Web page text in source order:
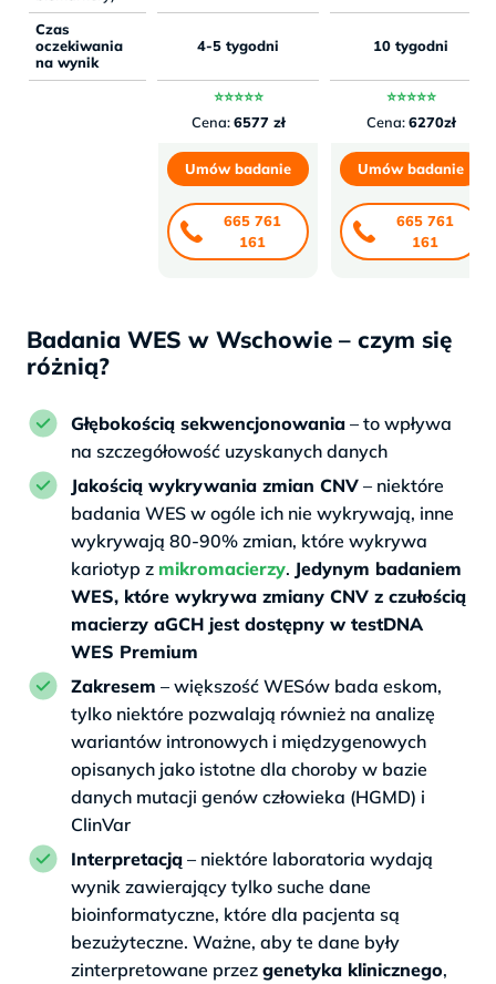
Czas
oczekiwania
na wynik
4-5 tygodni 10 tygodni
⭐⭐⭐⭐⭐
Cena:6577 zł
⭐⭐⭐⭐⭐
Cena:6270zł
Umów badanie
665 761
161
Umów badanie
665 761
161
Badania WES w Wschowie – czym się
różnią?
Głębokością sekwencjonowania – to wpływa
na szczegółowość uzyskanych danych
Jakością wykrywania zmian CNV – niektóre
badania WES w ogóle ich nie wykrywają, inne
wykrywają 80-90% zmian, które wykrywa
kariotyp z mikromacierzy. Jedynym badaniem
WES, które wykrywa zmiany CNV z czułością
macierzy aGCH jest dostępny w testDNA
WES Premium
Zakresem – większość WESów bada eskom,
tylko niektóre pozwalają również na analizę
wariantów intronowych i międzygenowych
opisanych jako istotne dla choroby w bazie
danych mutacji genów człowieka (HGMD) i
ClinVar
Interpretacją – niektóre laboratoria wydają
wynik zawierający tylko suche dane
bioinformatyczne, które dla pacjenta są
bezużyteczne. Ważne, aby te dane były
zinterpretowane przez genetyka klinicznego,